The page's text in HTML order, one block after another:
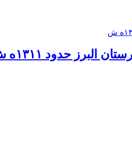
حدود ۱۳۱۱ه ش